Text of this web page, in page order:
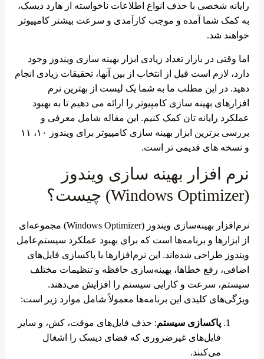
رایانه شخصی با حذف انواع اطلاعات ناخواسته از هارد دیسک،
به کمک شما آمده و موجب کارآمدی و سرعت بیشتر کامپیوتر
خواهند شد.
اما وقتی در بازار تعداد زیادی ابزار بهینه ‌سازی ویندوز وجود
دارد، لازم است قبل از انتخاب از بین آنها، تحقیقات زیادی انجام
دهید. در این مطلب ما به شما یک لیست از بهترین نرم
‌افزارهای بهینه‌ سازی کامپیوتر را ارائه می ‌دهیم تا به بهبود
عملکرد رایانه تان کمک کنیم. این مقاله شامل معرفی و
بررسی برترین ابزار بهینه‌ سازی کامپیوتر برای ویندوز ۱۰، ۱۱
و نسخه‌ های قدیمی ‌تر است.
نرم افزار بهینه سازی ویندوز
(Windows Optimizer) چیست؟
نرم‌افزار بهینه‌سازی ویندوز (Windows Optimizer) مجموعه‌ای
از ابزارها و برنامه‌ها است که برای بهبود عملکرد سیستم‌عامل
ویندوز طراحی شده‌اند. این نرم‌افزارها با پاکسازی فایل‌های
اضافی، رفع خطاها، بهینه‌سازی حافظه و تنظیمات مختلف
سیستم، سرعت و کارایی سیستم را افزایش می‌دهند.
ویژگی‌های کلیدی این برنامه‌ها معمولاً شامل موارد زیر است:
پاکسازی سیستم: حذف فایل‌های موقت، کش، و سایر
فایل‌های غیرضروری که فضای دیسک را اشغال
می‌کنند.